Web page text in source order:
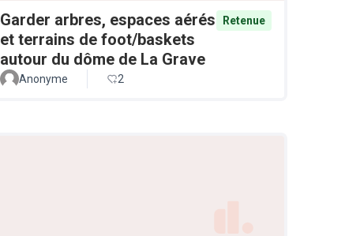
Garder arbres, espaces aérés
et terrains de foot/baskets
autour du dôme de La Grave
Retenue
Anonyme 2